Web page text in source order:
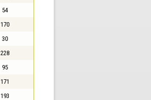
54
170
30
228
95
171
193